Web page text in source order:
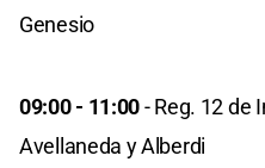
Genesio
09:00 - 11:00- Reg. 12 de
Avellaneda y Alberdi